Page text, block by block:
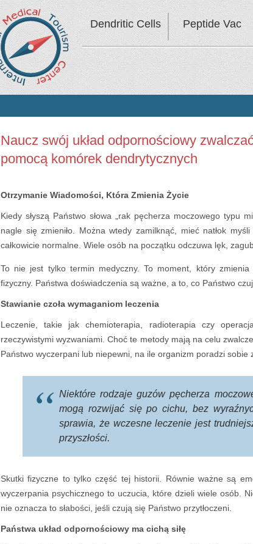
Dendritic Cells Peptide Vac
Naucz swój układ odpornościowy
pomocą komórek dendrytycznych
Otrzymanie Wiadomości, Która Zmienia Życie
Kiedy słyszą Państwo słowa „rak pęcherza moczowego typu
nagle się zmieniło. Można wtedy zamilknąć, mieć natłok
całkowicie normalne. Wiele osób na początku odczuwa lęk,
To nie jest tylko termin medyczny. To moment, który
fizyczny. Państwa doświadczenia są ważne, a to, co Państwo
Stawianie czoła wymaganiom leczenia
Leczenie, takie jak chemioterapia, radioterapia czy
rzeczywistymi wyzwaniami. Choć te metody mają na celu
Państwo wyczerpani lub niepewni, na ile organizm poradzi sobie
Niektóre rodzaje guzów pęcherza
mogą rozwijać się po cichu, bez
sprawia, że wczesne leczenie jest
przyszłości.
Skutki fizyczne to tylko część tej historii. Równie ważne są
wyczerpania psychicznego to uczucia, które dzieli wiele osób.
nie oznacza to słabości, jeśli czują się Państwo przytłoczeni.
Państwa układ odpornościowy ma cichą siłę